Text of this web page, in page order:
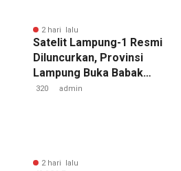
2 hari lalu
Satelit Lampung-1 Resmi
Diluncurkan, Provinsi
Lampung Buka Babak
Baru
320 admin
2 hari lalu